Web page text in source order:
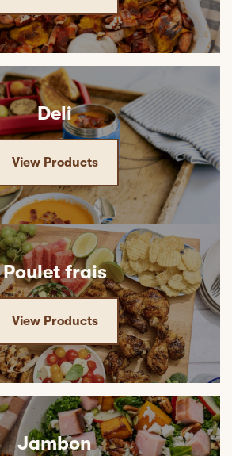
Deli
View Products
Poulet frais
View Products
Jambon